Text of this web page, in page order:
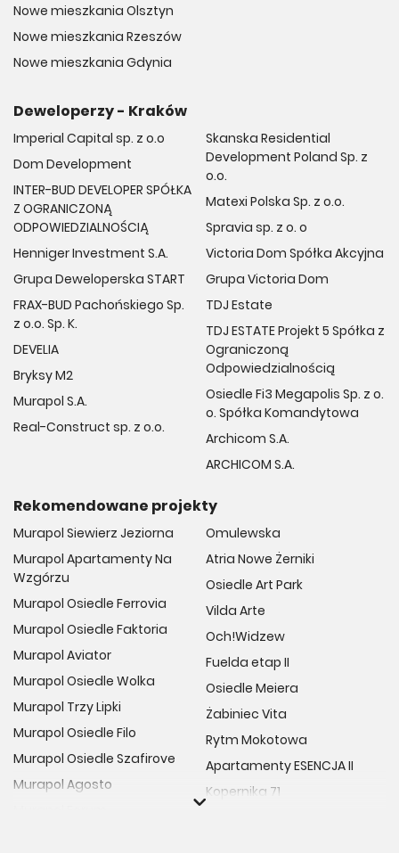
Nowe mieszkania Olsztyn
Nowe mieszkania Rzeszów
Nowe mieszkania Gdynia
Deweloperzy - Kraków
Imperial Capital sp. z o.o
Dom Development
INTER-BUD DEVELOPER SPÓŁKA
Z OGRANICZONĄ
ODPOWIEDZIALNOŚCIĄ
Henniger Investment S.A.
Grupa Deweloperska START
FRAX-BUD Pachońskiego Sp.
z o.o. Sp. K.
DEVELIA
Bryksy M2
Murapol S.A.
Real-Construct sp. z o.o.
Skanska Residential
Development Poland Sp. z
o.o.
Matexi Polska Sp. z o.o.
Spravia sp. z o. o
Victoria Dom Spółka Akcyjna
Grupa Victoria Dom
TDJ Estate
TDJ ESTATE Projekt 5 Spółka z
Ograniczoną
Odpowiedzialnością
Osiedle Fi3 Megapolis Sp. z o.
o. Spółka Komandytowa
Archicom S.A.
ARCHICOM S.A.
Rekomendowane projekty
Murapol Siewierz Jeziorna
Murapol Apartamenty Na
Wzgórzu
Murapol Osiedle Ferrovia
Murapol Osiedle Faktoria
Murapol Aviator
Murapol Osiedle Wolka
Murapol Trzy Lipki
Murapol Osiedle Filo
Murapol Osiedle Szafirove
Murapol Agosto
Omulewska
Atria Nowe Żerniki
Osiedle Art Park
Vilda Arte
Och!Widzew
Fuelda etap II
Osiedle Meiera
Żabiniec Vita
Rytm Mokotowa
Apartamenty ESENCJA II
Kopernika 71